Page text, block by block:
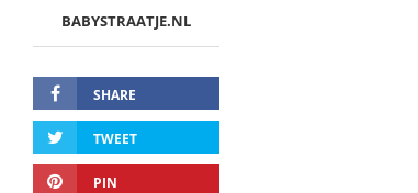
BABYSTRAATJE.NL
SHARE
TWEET
PIN